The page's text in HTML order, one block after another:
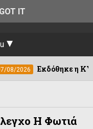
η ΚΥΑ για τη
Η Φωτιά
GOT IT